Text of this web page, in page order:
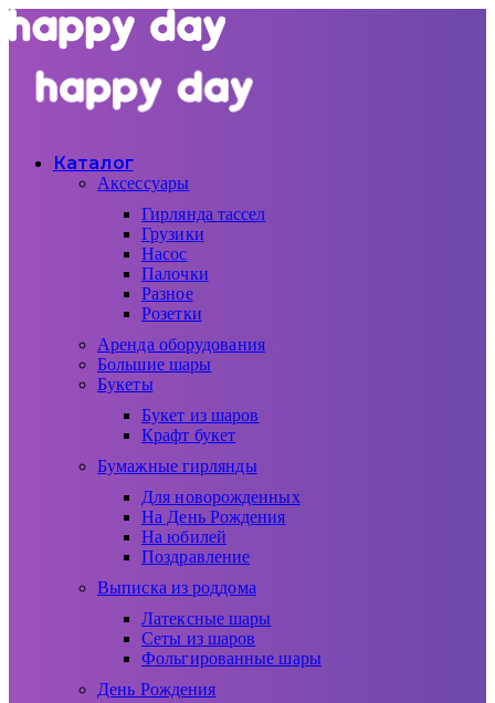
Каталог
Аксессуары
Гирлянда тассел
Грузики
Насос
Палочки
Разное
Розетки
Аренда оборудования
Большие шары
Букеты
Букет из шаров
Крафт букет
Бумажные гирлянды
Для новорожденных
На День Рождения
На юбилей
Поздравление
Выписка из роддома
Латексные шары
Сеты из шаров
Фольгированные шары
День Рождения